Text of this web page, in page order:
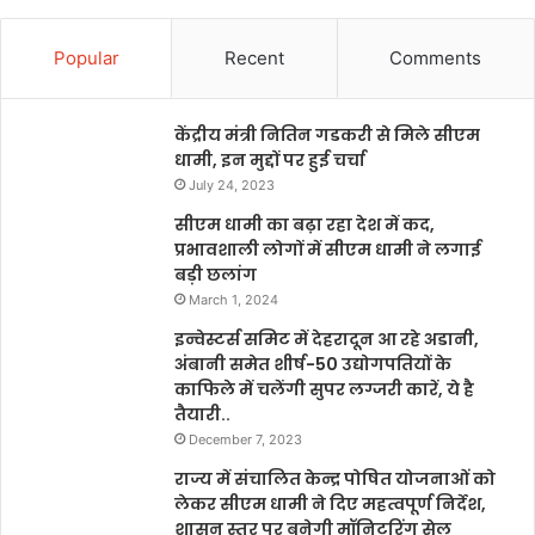
Popular Recent Comments
केंद्रीय मंत्री नितिन गडकरी से मिले सीएम
धामी, इन मुद्दों पर हुई चर्चा
July 24, 2023
सीएम धामी का बढ़ा रहा देश में कद,
प्रभावशाली लोगों में सीएम धामी ने लगाई
बड़ी छलांग
March 1, 2024
इन्वेस्टर्स समिट में देहरादून आ रहे अडानी,
अंबानी समेत शीर्ष-50 उद्योगपतियों के
काफिले में चलेंगी सुपर लग्जरी कारें, ये है
तैयारी..
December 7, 2023
राज्य में संचालित केन्द्र पोषित योजनाओं को
लेकर सीएम धामी ने दिए महत्वपूर्ण निर्देश,
शासन स्तर पर बनेगी मॉनिटरिंग सेल